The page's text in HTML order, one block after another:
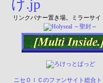
リンクバナー置き場。ミラーサ
ニセＯＩＣのファンサイト総合ト